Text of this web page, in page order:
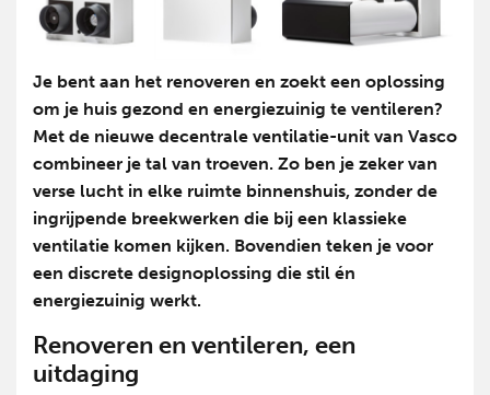
Je bent aan het renoveren en zoekt een oplossing
om je huis gezond en energiezuinig te ventileren?
Met de nieuwe decentrale ventilatie-unit van Vasco
combineer je tal van troeven. Zo ben je zeker van
verse lucht in elke ruimte binnenshuis, zonder de
ingrijpende breekwerken die bij een klassieke
ventilatie komen kijken. Bovendien teken je voor
een discrete designoplossing die stil én
energiezuinig werkt.
Renoveren en ventileren, een
uitdaging